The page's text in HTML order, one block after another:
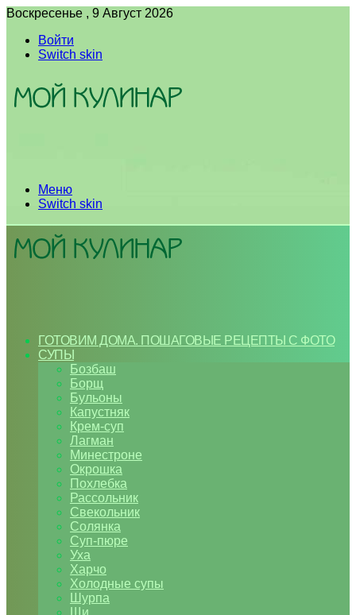
Воскресенье , 9 Август 2026
Войти
Switch skin
Меню
Switch skin
ГОТОВИМ ДОМА. ПОШАГОВЫЕ РЕЦЕПТЫ С ФОТО
СУПЫ
Бозбаш
Борщ
Бульоны
Капустняк
Крем-суп
Лагман
Минестроне
Окрошка
Похлебка
Рассольник
Свекольник
Солянка
Суп-пюре
Уха
Харчо
Холодные супы
Шурпа
Щи